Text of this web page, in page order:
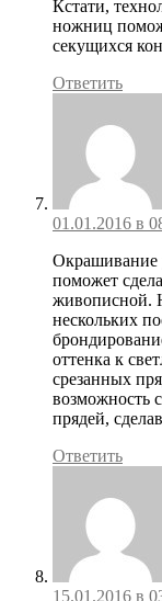
Кстати,
ножниц
секущихся
Ответить
01.01.2016 в
Окрашивание
поможет
живописной.
нескольких
оттенка к
срезанных
возможность
прядей,
Ответить
15.01.2016 в